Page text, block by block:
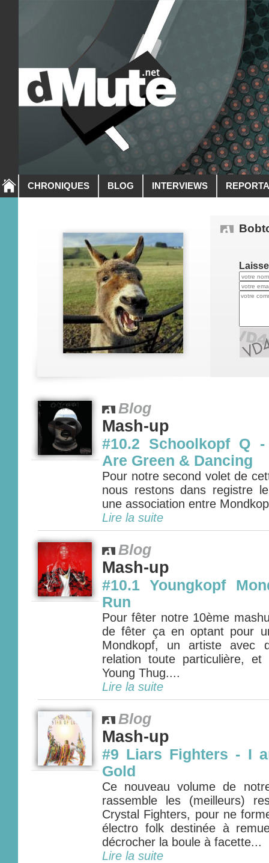
CHRONIQUES BLOG INTERVIEWS
Blog
Mash-up
#10.2 Schoolkopf Q
Are Green & Dancing
Pour notre second volet de
nous restons dans registre
une association entre
Lire la suite
Blog
Mash-up
#10.1 Youngkopf
Run
Pour fêter notre 10ème
de fêter ça en optant pour
Mondkopf, un artiste avec
relation toute particulière,
Young Thug....
Lire la suite
Blog
Mash-up
#9 Liars Fighters - I
Gold
Ce nouveau volume de
rassemble les (meilleurs)
Crystal Fighters, pour ne
électro folk destinée à
décrocher la boule à facette...
Lire la suite